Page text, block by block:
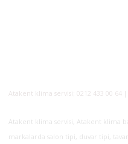
Atakent klima servisi; 0212 433 00 64 |
Atakent klima servisi, Atakent klima
markalarda salon tipi, duvar tipi,